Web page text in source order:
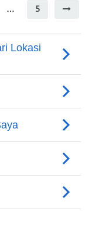
… 5